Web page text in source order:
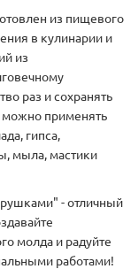
из пищевого
в кулинарии и
из
раз и сохранять
можно применять
гипса,
мыла, мастики
- отличный
молда и радуйте
работами!